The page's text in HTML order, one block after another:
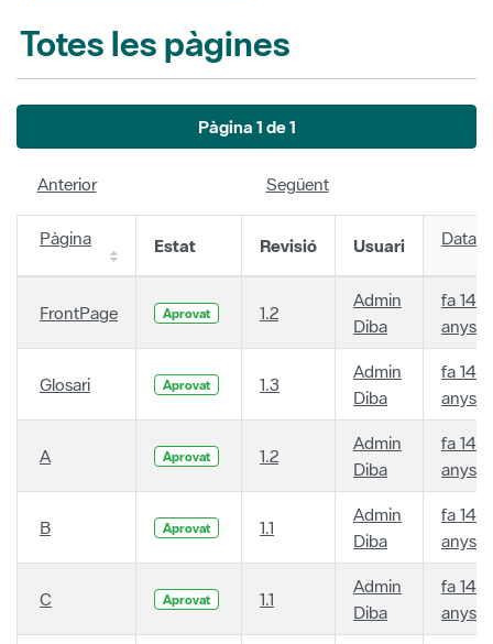
Totes les pàgines
Pàgina 1 de 1
Anterior Següent
Pàgina Estat Revisió Usuari Data
FrontPage Aprovat 1.2
Admin
Diba
fa 14
anys
Glosari Aprovat 1.3
Admin
Diba
fa 14
anys
A Aprovat 1.2
Admin
Diba
fa 14
anys
B Aprovat 1.1
Admin
Diba
fa 14
anys
C Aprovat 1.1
Admin
Diba
fa 14
anys